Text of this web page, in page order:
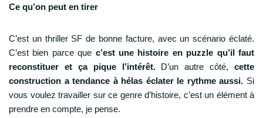
Ce qu’on peut en tirer
C’est un thriller SF de bonne facture, avec un scénario éclaté.
C’est bien parce que c’est une histoire en puzzle qu’il faut
reconstituer et ça pique l’intérêt. D’un autre côté, cette
construction a tendance à hélas éclater le rythme aussi. Si
vous voulez travailler sur ce genre d’histoire, c’est un élément à
prendre en compte, je pense.